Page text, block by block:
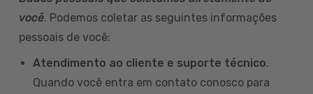
você. Podemos coletar as seguintes informações
pessoais de você:
Atendimento ao cliente e suporte técnico.
Quando você entra em contato conosco para